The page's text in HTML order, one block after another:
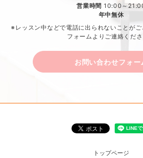
営業時間 10:00～
年中無休
※レッスン中などで電話に出られないことがご
フォームよりご連絡くださ
お問い合わせフォー
トップページ